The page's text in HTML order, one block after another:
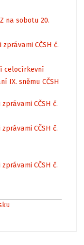
na sobotu 20.
CČSH č.
celocírkevní
IX. sněmu CČSH
CČSH č.
CČSH č.
CČSH č.